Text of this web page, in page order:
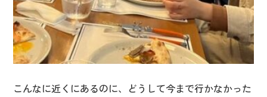
こんなに近くにあるのに、どうして今まで行かなかった